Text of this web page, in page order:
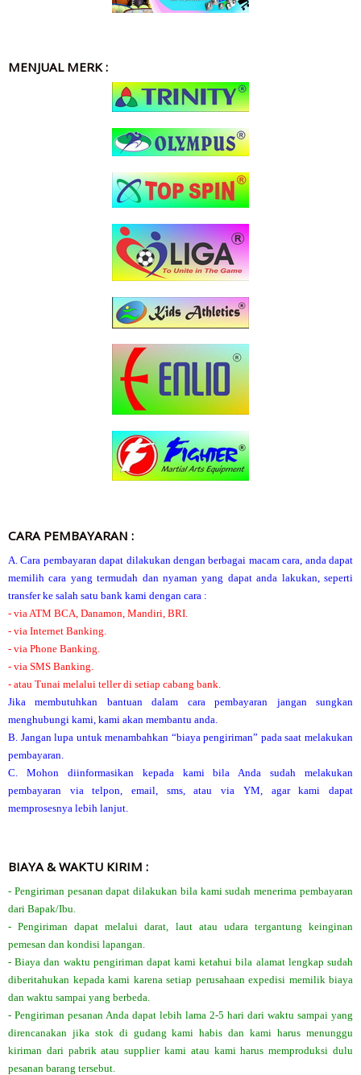
MENJUAL MERK :
CARA PEMBAYARAN :
A. Cara pembayaran dapat dilakukan dengan berbagai macam cara, anda dapat
memilih cara yang termudah dan nyaman yang dapat anda lakukan, seperti
transfer ke salah satu bank kami dengan cara :
- via ATM BCA, Danamon, Mandiri, BRI.
- via Internet Banking.
- via Phone Banking.
- via SMS Banking.
- atau Tunai melalui teller di setiap cabang bank.
Jika membutuhkan bantuan dalam cara pembayaran jangan sungkan
menghubungi kami, kami akan membantu anda.
B. Jangan lupa untuk menambahkan “biaya pengiriman” pada saat melakukan
pembayaran.
C. Mohon diinformasikan kepada kami bila Anda sudah melakukan
pembayaran via telpon, email, sms, atau via YM, agar kami dapat
memprosesnya lebih lanjut.
BIAYA & WAKTU KIRIM :
- Pengiriman pesanan dapat dilakukan bila kami sudah menerima pembayaran
dari Bapak/Ibu.
- Pengiriman dapat melalui darat, laut atau udara tergantung keinginan
pemesan dan kondisi lapangan.
- Biaya dan waktu pengiriman dapat kami ketahui bila alamat lengkap sudah
diberitahukan kepada kami karena setiap perusahaan expedisi memilik biaya
dan waktu sampai yang berbeda.
- Pengiriman pesanan Anda dapat lebih lama 2-5 hari dari waktu sampai yang
direncanakan jika stok di gudang kami habis dan kami harus menunggu
kiriman dari pabrik atau supplier kami atau kami harus memproduksi dulu
pesanan barang tersebut.